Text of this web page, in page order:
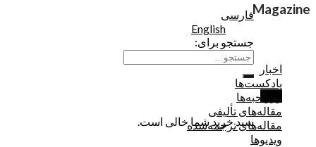
فارسی
English
جستجو برای:
سبد خرید شما خالی است.
Magazine
اخبار
پادکست‌ها
مصاحبه‌ها
مقاله‌های تألیفی
مقاله‌های ترجمه‌شده
ویدیوها